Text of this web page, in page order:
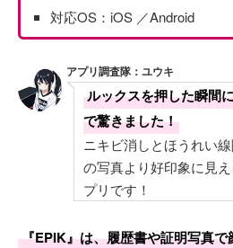
対応OS：iOS ／Android
アプリ調査隊：ユウキ
ルックスを押した瞬間
で驚きました！
ニキビ消しとほうれい
の写真より好印象に見
プリです！
『EPIK』は、履歴書や証明写真